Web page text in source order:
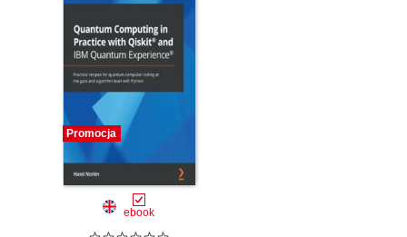
Promocja
ebook